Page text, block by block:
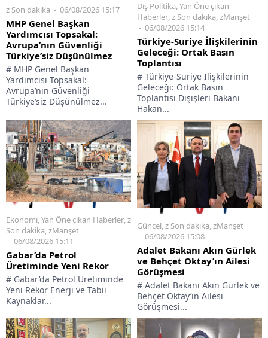
z Son dakika 06/08/2026 15:17
MHP Genel Başkan
Yardımcısı Topsakal:
Avrupa’nın Güvenliği
Türkiye’siz Düşünülmez
# MHP Genel Başkan
Yardımcısı Topsakal:
Avrupa’nın Güvenliği
Türkiye’siz Düşünülmez...
Dış Politika,Yan Öne çıkan
Haberler,z Son dakika,zManşet
06/08/2026 15:14
Türkiye-Suriye İlişkilerinin
Geleceği: Ortak Basın
Toplantısı
# Türkiye-Suriye İlişkilerinin
Geleceği: Ortak Basın
Toplantısı Dışişleri Bakanı
Hakan...
Ekonomi,Yan Öne çıkan Haberler,z
Son dakika,zManşet
06/08/2026 15:11
Gabar’da Petrol
Üretiminde Yeni Rekor
# Gabar’da Petrol Üretiminde
Yeni Rekor Enerji ve Tabii
Kaynaklar...
Güncel z Son dakika zManşet
06/08/2026 15:08
Adalet Bakanı Akın Gürlek
ve Behçet Oktay’ın Ailesi
Görüşmesi
# Adalet Bakanı Akın Gürlek ve
Behçet Oktay’ın Ailesi
Görüşmesi...